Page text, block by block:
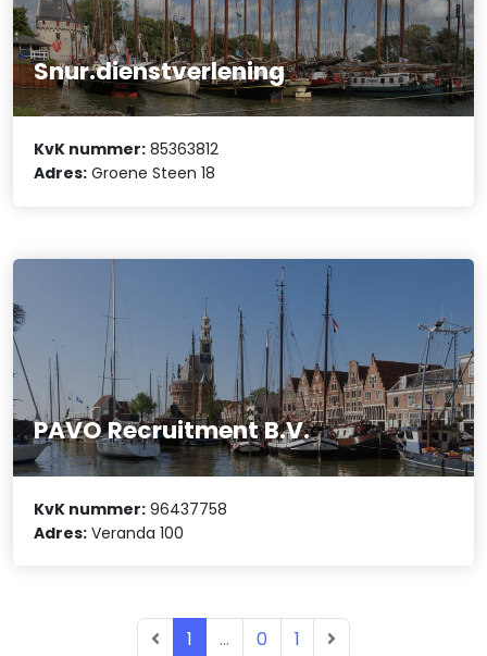
Snur.dienstverlening
KvK nummer: 85363812
Adres: Groene Steen 18
PAVO Recruitment B.V.
KvK nummer: 96437758
Adres: Veranda 100
1 ... 0 1